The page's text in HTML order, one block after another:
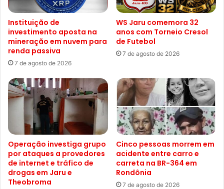
Instituição de
investimento aposta na
mineração em nuvem para
renda passiva
7 de agosto de 2026
WS Jaru comemora 32
anos com Torneio Cresol
de Futebol
7 de agosto de 2026
Operação investiga grupo
por ataques a provedores
de internet e tráfico de
drogas em Jaru e
Theobroma
Cinco pessoas morrem em
acidente entre carro e
carreta na BR-364 em
Rondônia
7 de agosto de 2026